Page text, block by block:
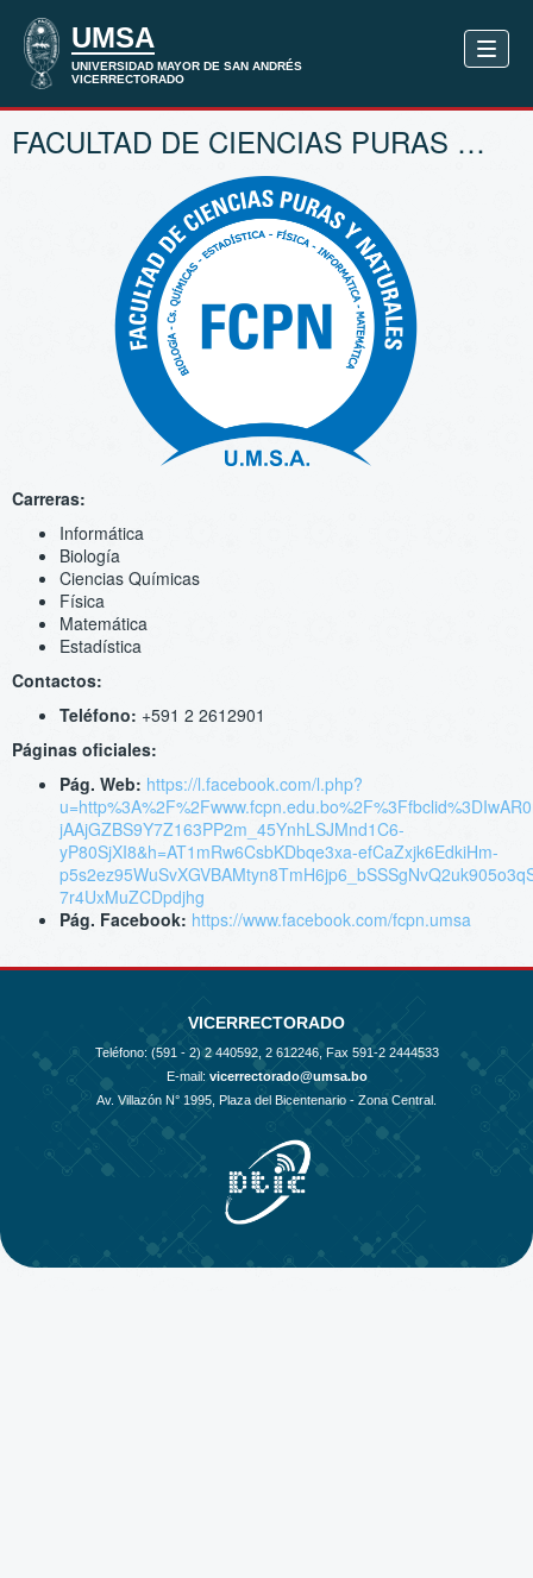
FACULTAD DE CIENCIAS PURAS Y NATURALES
Carreras:
Informática
Biología
Ciencias Químicas
Física
Matemática
Estadística
Contactos:
Teléfono: +591 2 2612901
Páginas oficiales:
Pág. Web: https://l.facebook.com/l.php?
jAAjGZBS9Y7Z163PP2m_45YnhLSJMnd1C6-
yP80SjXI8&h=AT1mRw6CsbKDbqe3xa-efCaZxjk6EdkiHm-
7r4UxMuZCDpdjhg
Pág. Facebook: https://www.facebook.com/fcpn.umsa
VICERRECTORADO
Teléfono: (591 - 2) 2 440592, 2 612246, Fax 591-2 2444533
E-mail: vicerrectorado@umsa.bo
Av. Villazón N° 1995, Plaza del Bicentenario - Zona Central.